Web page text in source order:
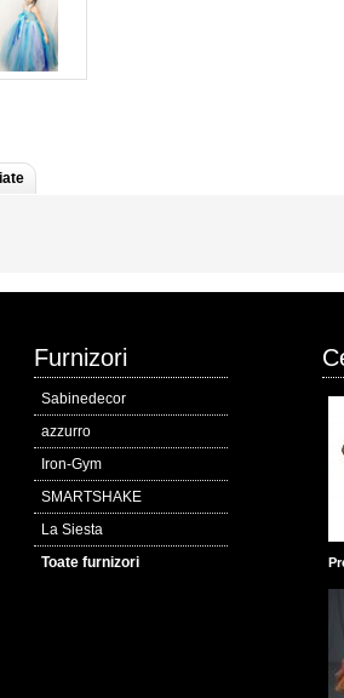
Furnizori
Sabinedecor
azzurro
Iron-Gym
SMARTSHAKE
La Siesta
Toate furnizori